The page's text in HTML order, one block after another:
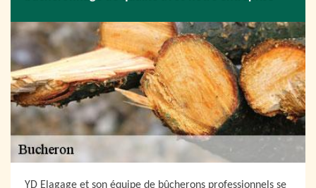
YD Elagage et son équipe de bûcherons professionnels se